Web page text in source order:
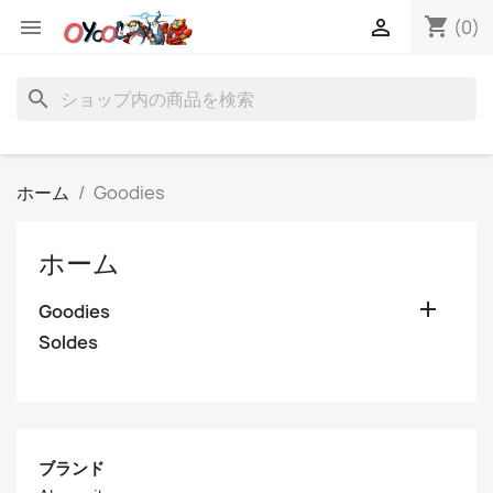
 shopping_cart (0)

search
ホーム Goodies
ホーム
Goodies 
Soldes
ブランド